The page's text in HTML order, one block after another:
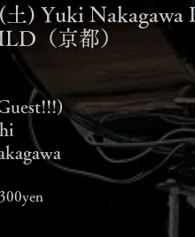
) Yuki Nakagawa
（京都）